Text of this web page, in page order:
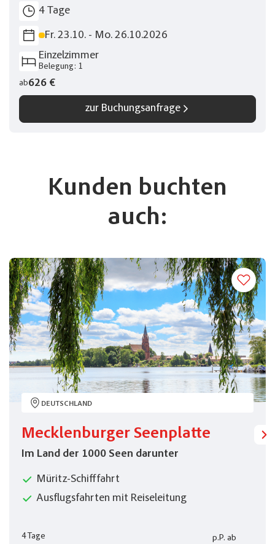
4 Tage
Fr. 23.10. - Mo. 26.10.2026
Einzelzimmer
Belegung: 1
ab626 €
zur Buchungsanfrage
Kunden buchten
auch:
DEUTSCHLAND
Mecklenburger Seenplatte
Im Land der 1000 Seen darunter
Müritz-Schifffahrt
Ausflugsfahrten mit Reiseleitung
4 Tage p.P. ab